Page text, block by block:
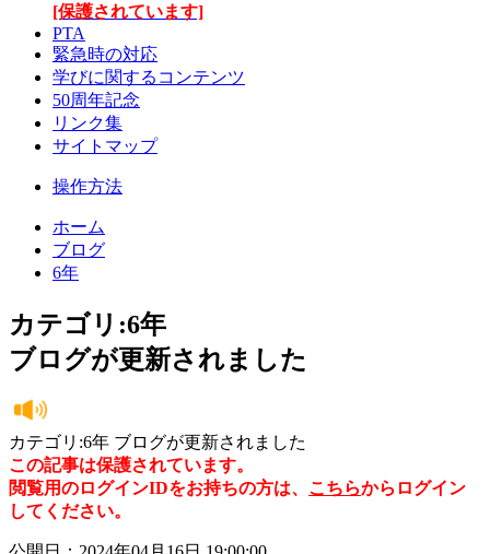
[保護されています]
PTA
緊急時の対応
学びに関するコンテンツ
50周年記念
リンク集
サイトマップ
操作方法
ホーム
ブログ
6年
カテゴリ:6年
ブログが更新されました
カテゴリ:6年 ブログが更新されました
この記事は保護されています。
閲覧用のログインIDをお持ちの方は、 こちらからログイン
してください。